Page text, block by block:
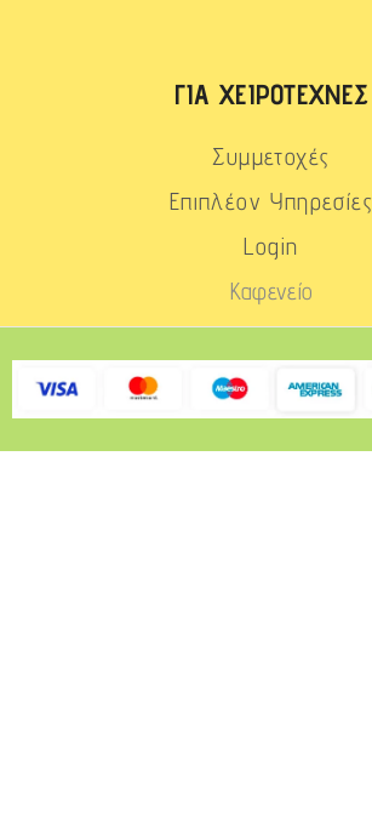
ΓΙΑ ΧΕΙΡΟΤΈΧΝΕΣ
Συμμετοχές
Επιπλέον Υπηρεσίες
Login
Καφενείο